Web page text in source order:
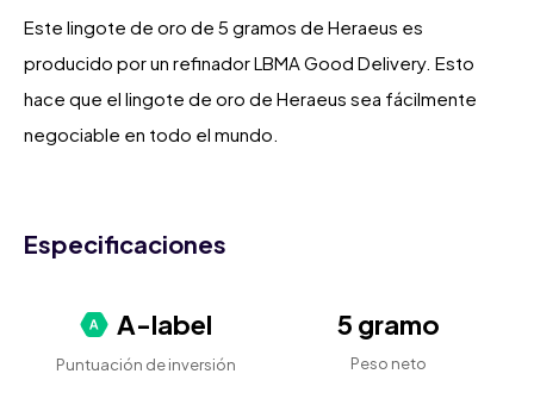
Este lingote de oro de 5 gramos de Heraeus es
producido por un refinador LBMA Good Delivery. Esto
hace que el lingote de oro de Heraeus sea fácilmente
negociable en todo el mundo.
Especificaciones
A-label
Puntuación de inversión
5 gramo
Peso neto